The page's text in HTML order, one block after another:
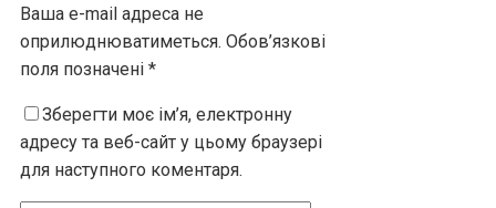
Ваша e-mail адреса не
оприлюднюватиметься. Обов’язкові
поля позначені *
Зберегти моє ім’я, електронну
адресу та веб-сайт у цьому браузері
для наступного коментаря.